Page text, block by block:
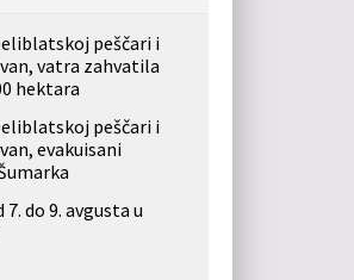
peščari i
vatra zahvatila
hektara
peščari i
evakuisani
7. do 9. avgusta u